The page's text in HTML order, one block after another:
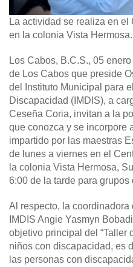
La actividad se realiza en
en la colonia Vista Hermosa.
Los Cabos, B.C.S., 05
de Los Cabos que preside
del Instituto Municipal para
Discapacidad (IMDIS), a
Ceseña Coria, invitan a la
que conozca y se incorpore
impartido por las maestras
de lunes a viernes en el
la colonia Vista Hermosa,
6:00 de la tarde para grupos
Al respecto, la coordinadora
IMDIS Angie Yasmyn
objetivo principal del “Taller
niños con discapacidad, es
las personas con